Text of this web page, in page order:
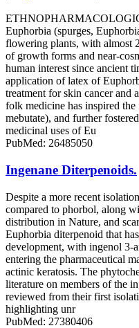
Euphorbia (spurges,
flowering plants, with almost
of growth forms and near-
human interest since ancient
application of latex of
treatment for skin cancer and
folk medicine has inspired
mebutate), and further
medicinal uses of Eu
PubMed: 26485050
Ingenane Diterpenoids.
Despite a more recent
compared to phorbol, along
distribution in Nature, and
Euphorbia diterpenoid that
development, with ingenol 3-
entering the pharmaceutical
actinic keratosis. The
literature on members of the
reviewed from their first
highlighting unr
PubMed: 27380406